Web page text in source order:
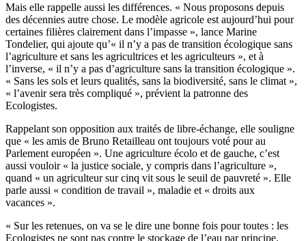
Mais elle rappelle aussi les différences. « Nous proposons depuis
des décennies autre chose. Le modèle agricole est aujourd’hui pour
certaines filières clairement dans l’impasse », lance Marine
Tondelier, qui ajoute qu’« il n’y a pas de transition écologique sans
l’agriculture et sans les agricultrices et les agriculteurs », et à
l’inverse, « il n’y a pas d’agriculture sans la transition écologique ».
« Sans les sols et leurs qualités, sans la biodiversité, sans le climat »,
« l’avenir sera très compliqué », prévient la patronne des
Ecologistes.
Rappelant son opposition aux traités de libre-échange, elle souligne
que « les amis de Bruno Retailleau ont toujours voté pour au
Parlement européen ». Une agriculture écolo et de gauche, c’est
aussi vouloir « la justice sociale, y compris dans l’agriculture »,
quand « un agriculteur sur cinq vit sous le seuil de pauvreté ». Elle
parle aussi « condition de travail », maladie et « droits aux
vacances ».
« Sur les retenues, on va se le dire une bonne fois pour toutes : les
Ecologistes ne sont pas contre le stockage de l’eau par principe.